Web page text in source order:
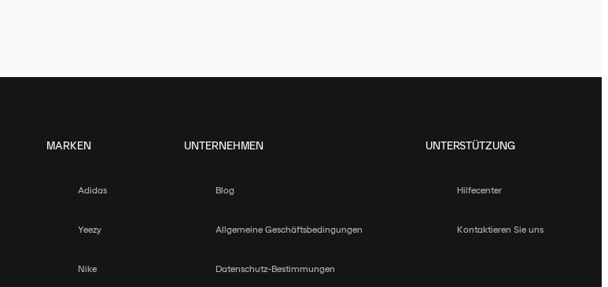
MARKEN
Adidas
Yeezy
Nike
UNTERNEHMEN
Blog
Allgemeine Geschäftsbedingungen
Datenschutz-Bestimmungen
UNTERSTÜTZUNG
Hilfecenter
Kontaktieren Sie uns